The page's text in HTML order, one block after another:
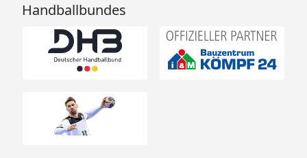
Handballbundes